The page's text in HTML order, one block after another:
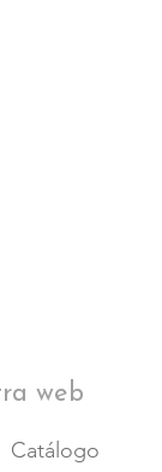
Catálogo
web